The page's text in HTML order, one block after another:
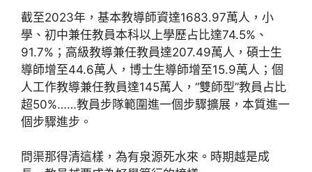
截至2023年，基本教導師資達1683.97萬人，小
學、初中兼任教員本科以上學歷占比達74.5%、
91.7%；高級教導兼任教員達207.49萬人，碩士生
導師增至44.6萬人，博士生導師增至15.9萬人；個
人工作教導兼任教員達145萬人，“雙師型”教員占比
超50%……教員步隊範圍進一個步驟擴展，本質進一
個步驟進步。
問渠那得清這樣，為有泉源死水來。時期越是成